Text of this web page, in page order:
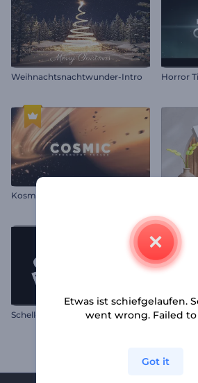
Weihnachtsnachtwunder-Intro Horror
Kosmischer Typografie-Teaser
Schell-Typographie-Paket Koch-
Etwas ist schiefgelaufen.
went wrong. Failed
Got it